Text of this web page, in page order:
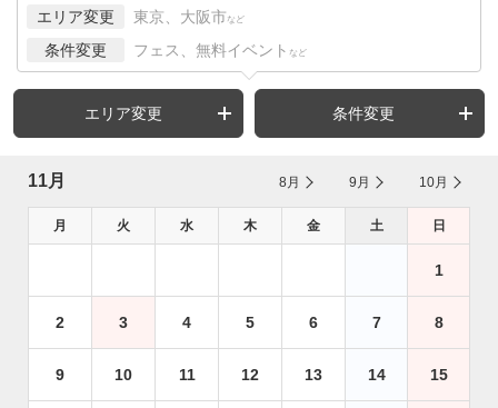
エリア変更 東京、大阪市 など
条件変更 フェス、無料イベント など
エリア変更 条件変更
11月 8月 9月 10月
月 火 水 木 金 土 日
1
2 3 4 5 6 7 8
9 10 11 12 13 14 15